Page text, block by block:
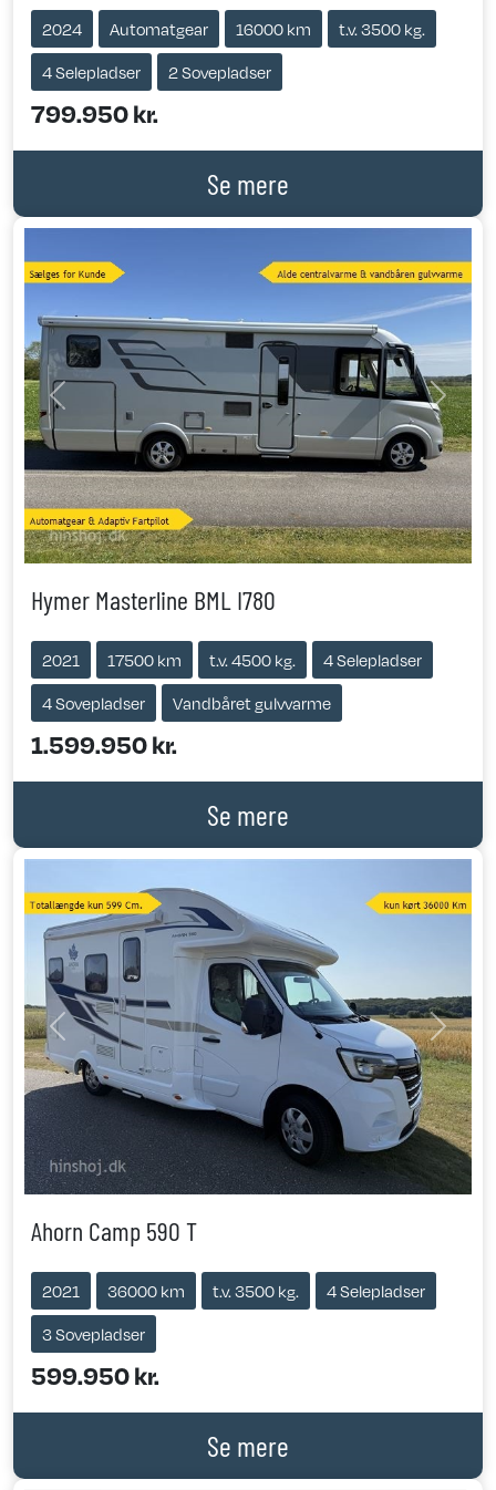
2024 Automatgear 16000 km t.v. 3500 kg.
4 Selepladser 2 Sovepladser
799.950 kr.
Se mere
Previous Next
Hymer Masterline BML I780
2021 17500 km t.v. 4500 kg. 4 Selepladser
4 Sovepladser Vandbåret gulvvarme
1.599.950 kr.
Se mere
Previous Next
Ahorn Camp 590 T
2021 36000 km t.v. 3500 kg. 4 Selepladser
3 Sovepladser
599.950 kr.
Se mere